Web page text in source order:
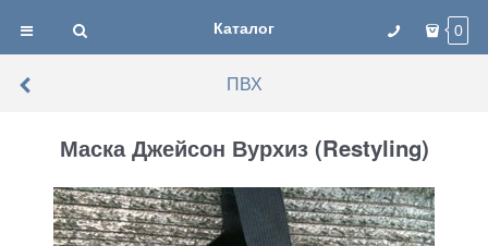
Каталог 0
ПВХ
Маска Джейсон Вурхиз (Restyling)